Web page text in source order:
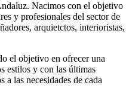
Nacimos con el objetivo
y profesionales del sector de
arquietctos, interioristas,
el objetivo en ofrecer una
estilos y con las últimas
a las necesidades de cada